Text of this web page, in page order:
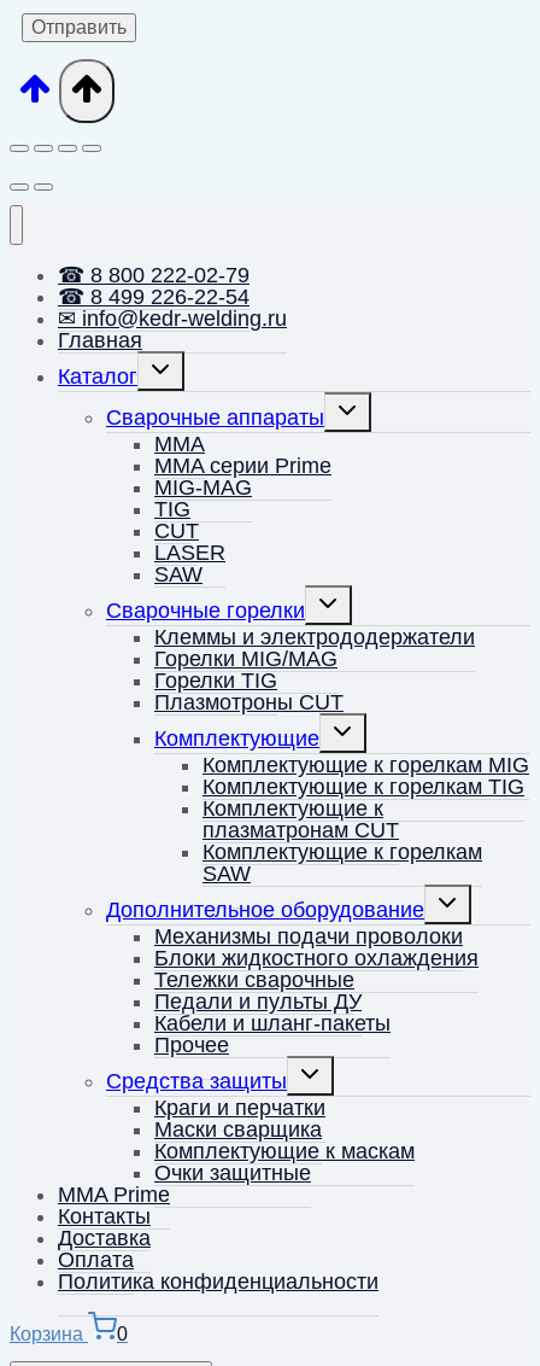
☎ 8 800 222-02-79
☎ 8 499 226-22-54
✉ info@kedr-welding.ru
Главная
Каталог
Переключить
Сварочные аппараты
Переключить
MMA
MMA серии Prime
MIG-MAG
TIG
CUT
LASER
SAW
Сварочные горелки
Переключить
меню
Клеммы и электрододержатели
Горелки MIG/MAG
Горелки TIG
Плазмотроны CUT
Комплектующие
Переключить
меню
Комплектующие к горелкам MIG
Комплектующие к горелкам TIG
Комплектующие к
плазматронам CUT
Комплектующие к горелкам
SAW
Дополнительное оборудование
Переключить
меню
Механизмы подачи проволоки
Блоки жидкостного охлаждения
Тележки сварочные
Педали и пульты ДУ
Кабели и шланг-пакеты
Прочее
Средства защиты
Переключить
меню
Краги и перчатки
Маски сварщика
Комплектующие к маскам
Очки защитные
MMA Prime
Контакты
Доставка
Оплата
Политика конфиденциальности
Корзина 0